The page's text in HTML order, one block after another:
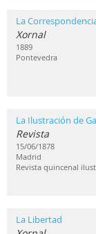
La
Xornal
1889
Pontevedra
La Ilustración de
Revista
15/06/1878
Madrid
Revista quincenal
La Libertad